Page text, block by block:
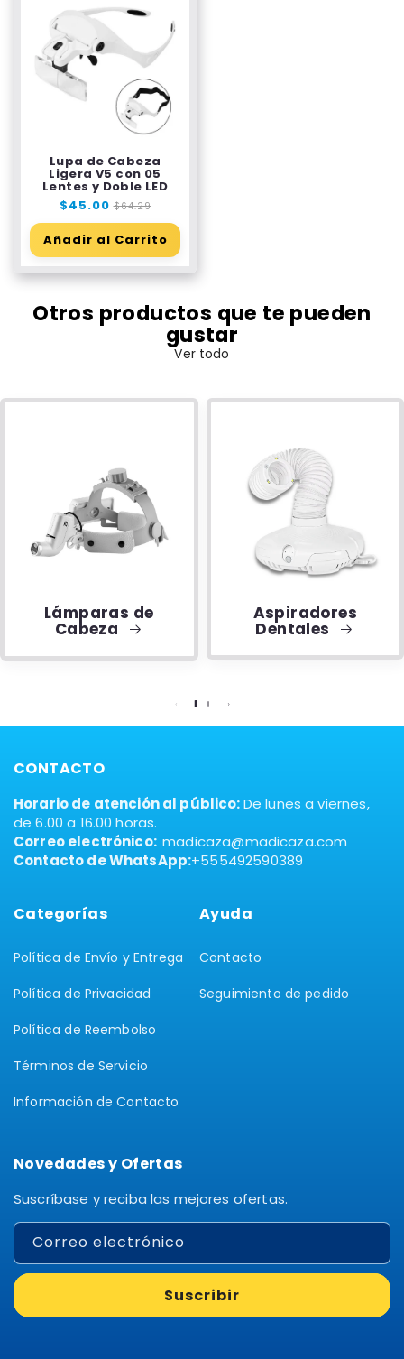
Lupa de Cabeza
Ligera V5 con 05
Lentes y Doble LED
Precio
habitual
$45.00 Precio
de
oferta
$64.29
Añadir al Carrito
Otros productos que te pueden
gustar
Ver todo
Lámparas de
Cabeza
Aspiradores
Dentales
CONTACTO
Horario de atención al público:De lunes a viernes,
de 6.00 a 16.00 horas.
Correo electrónico:madicaza@madicaza.com
Contacto de WhatsApp:+555492590389
Categorías
Política de Envío y Entrega
Política de Privacidad
Política de Reembolso
Términos de Servicio
Información de Contacto
Ayuda
Contacto
Seguimiento de pedido
Novedades y Ofertas
Suscríbase y reciba las mejores ofertas.
Correo electrónico
Suscribir